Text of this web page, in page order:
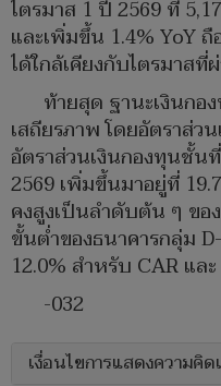
ไตรมาส 1 ปี 2569 ที่
และเพิ่มขึ้น 1.4% YoY
ได้ใกล้เคียงกับไตรมาสที่
ท้ายสุด ฐานะเงินกอ
เสถียรภาพ โดยอัตราส่ว
อัตราส่วนเงินกองทุนชั้
2569 เพิ่มขึ้นมาอยู่ที่
คงสูงเป็นลำดับต้น ๆ ขอ
ขั้นต่ำของธนาคารกลุ่ม
12.0% สำหรับ CAR แล
-032
เงื่อนไขการแสดงความคิ